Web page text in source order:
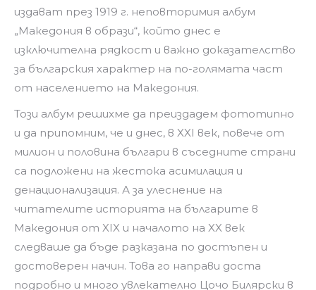
издават през 1919 г. неповторимия албум
„Македония в образи“, който днес е
изключителна рядкост и важно доказателство
за българския характер на по-голямата част
от населението на Македония.
Този албум решихме да преиздадем фототипно
и да припомним, че и днес, в XXI век, повече от
милион и половина българи в съседните страни
са подложени на жестока асимилация и
денационализация. А за улеснение на
читателите историята на българите в
Македония от XIX и началото на XX век
следваше да бъде разказана по достъпен и
достоверен начин. Това го направи доста
подробно и много увлекателно Цочо Билярски в